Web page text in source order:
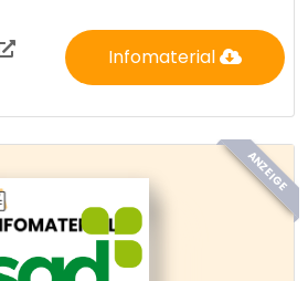
Infomaterial
ANZEIGE